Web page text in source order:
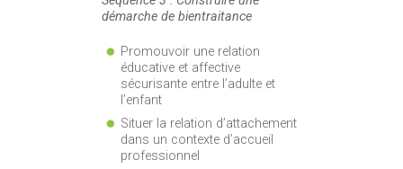
démarche de bientraitance
Promouvoir une relation
éducative et affective
sécurisante entre l’adulte et
l’enfant
Situer la relation d’attachement
dans un contexte d’accueil
professionnel